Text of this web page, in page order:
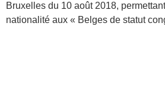
Bruxelles du 10 août 2018,
nationalité aux « Belges de statut